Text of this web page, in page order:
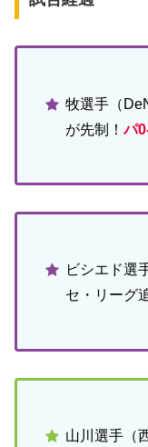
牧選手（
が先制！パ
ビシエド選
セ・リーグ
山川選手（